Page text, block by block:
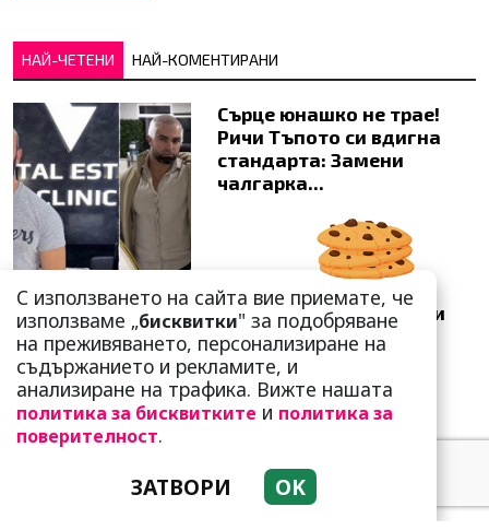
НАЙ-ЧЕТЕНИ НАЙ-КОМЕНТИРАНИ
Сърце юнашко не трае!
Ричи Тъпото си вдигна
стандарта: Замени
чалгарка...
Добре е да знаете! Тези
три зодии умеят да
омагьосват
Тези зодии са супер
С използването на сайта вие приемате, че
използваме „бисквитки" за подобряване
на преживяването, персонализиране на
съдържанието и рекламите, и
анализиране на трафика. Вижте нашата
политика за бисквитките и политика за
поверителност.
ЗАТВОРИ OK